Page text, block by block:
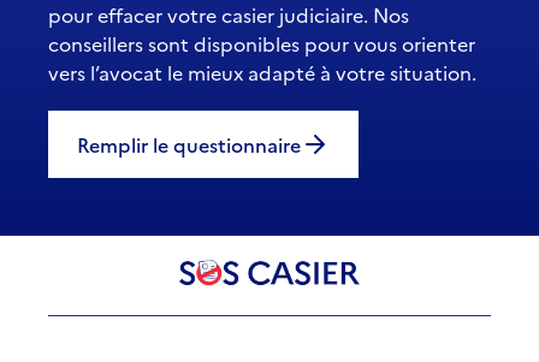
pour effacer votre casier judiciaire. Nos
conseillers sont disponibles pour vous orienter
vers l’avocat le mieux adapté à votre situation.
Remplir le questionnaire